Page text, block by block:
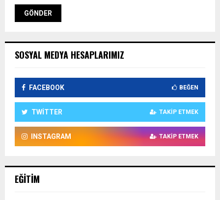
SOSYAL MEDYA HESAPLARIMIZ
FACEBOOK BEĞEN
TWITTER TAKIP ETMEK
INSTAGRAM TAKIP ETMEK
EĞITIM